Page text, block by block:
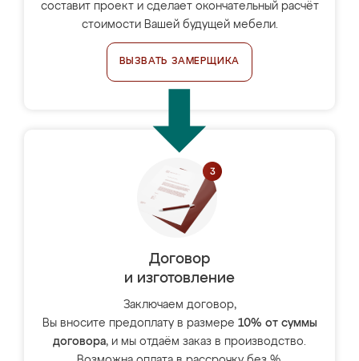
составит проект и сделает окончательный расчёт
стоимости Вашей будущей мебели.
ВЫЗВАТЬ ЗАМЕРЩИКА
Договор
и изготовление
Заключаем договор,
Вы вносите предоплату в размере 10% от суммы
договора, и мы отдаём заказ в производство.